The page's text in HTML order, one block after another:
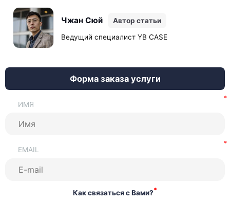
ошибки в материалах, отсутствие корректной
легализации, а также несоответствие фактической
деятельности заявленному статусу.
Чжан Сюй
Автор статьи
Ведущий специалист YB CASE
Форма заказа услуги
ИМЯ
EMAIL
Как связаться с Вами?*